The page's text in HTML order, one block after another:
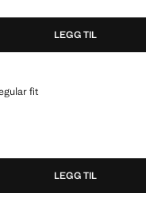
LEGG TIL
fit
REGULAR FIT
]
LEGG TIL